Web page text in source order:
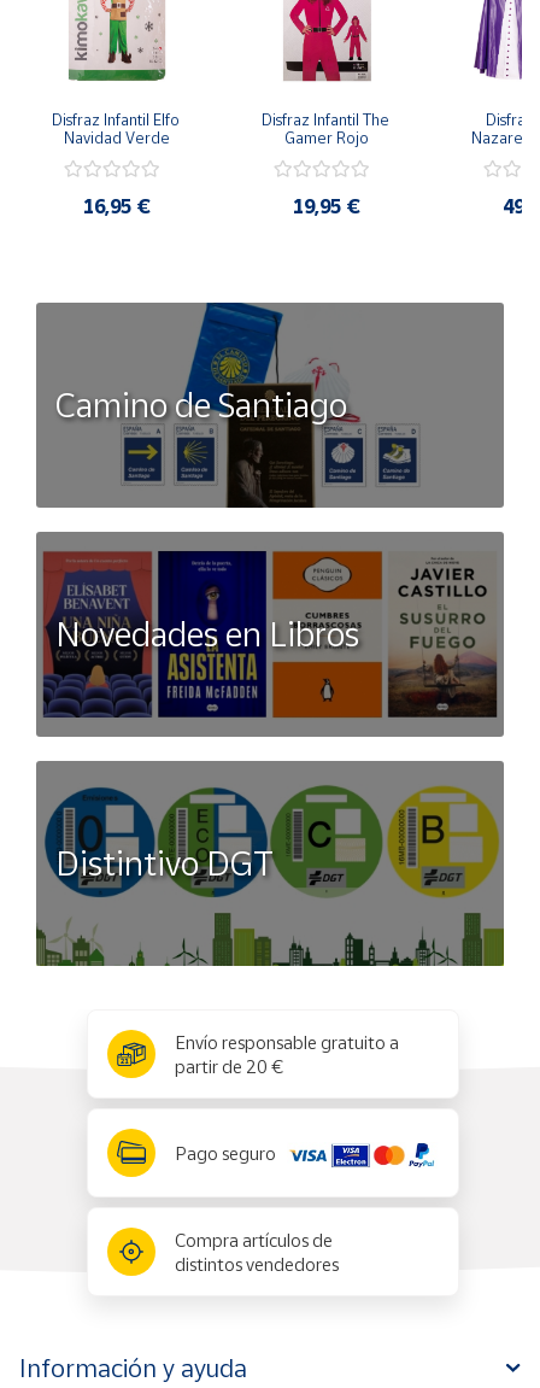
Disfraz Infantil Elfo
Navidad Verde
16,95 €
Disfraz Infantil The
Gamer Rojo
19,95 €
Disfraz
Camino de Santiago
Novedades en Libros
Distintivo DGT
Envío responsable gratuito a
partir de 20 €
Pago seguro
Compra artículos de
distintos vendedores
Información y ayuda